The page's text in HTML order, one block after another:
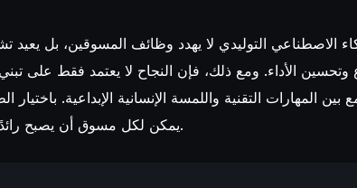
الاصطناعي التوليدي لا يهدد وظائف المسوقين، بل يعيد
وتحسين الأداء. ومع ذلك، فإن النجاح لا يعتمد فقط على
بين المهارات التقنية واللمسة الإنسانية الإبداعية.
يمكن لكل مسوق أن يصبح رائدًا في هذا العصر الجديد للتسويق الذكي.